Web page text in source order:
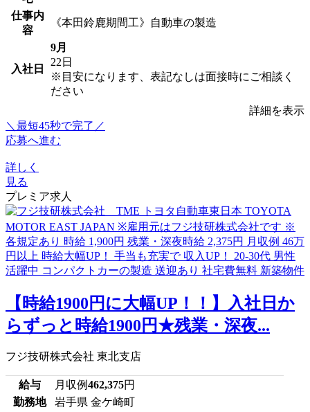
仕事内
容
《本田鈴鹿期間工》自動車の製造
入社日
9月
22日
※目安になります、表記なしは面接時にご相談く
ださい
詳細を表示
＼最短45秒で完了／
応募へ進む
詳しく
見る
プレミア求人
【時給1900円に大幅UP！！】入社日か
らずっと時給1900円★残業・深夜...
フジ技研株式会社 東北支店
給与 月収例462,375円
勤務地
岩手県 金ケ崎町